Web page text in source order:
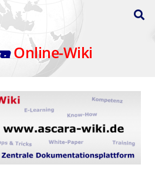
Online-Wiki